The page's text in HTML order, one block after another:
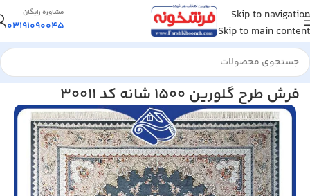
Skip to navigation
Skip to main content
مشاوره رایگان
03191090045
خانه/فرش ماشینی/فرش 1500 شانه
فرش طرح گلورین 1500 شانه کد 30011